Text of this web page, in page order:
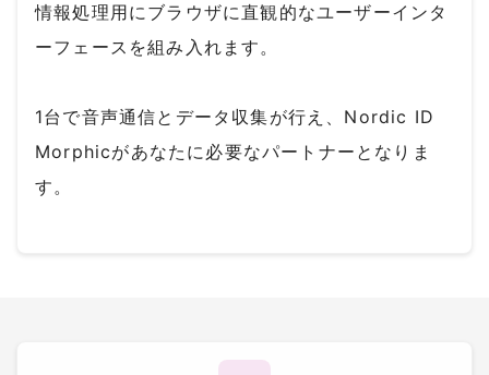
情報処理用にブラウザに直観的なユーザーインタ
ーフェースを組み入れます。
1台で音声通信とデータ収集が行え、Nordic ID
Morphicがあなたに必要なパートナーとなりま
す。